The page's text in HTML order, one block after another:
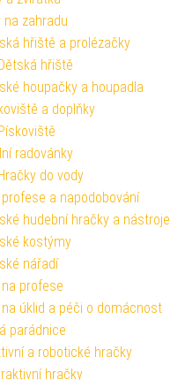
na zahradu
hřiště a prolézačky
hřiště
houpačky a houpadla
a doplňky
radovánky
do vody
profese a napodobování
hudební hračky a nástroje
kostýmy
nářadí
na profese
na úklid a péči o domácnost
parádnice
a robotické hračky
hračky